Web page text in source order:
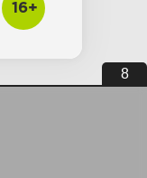
16+
7